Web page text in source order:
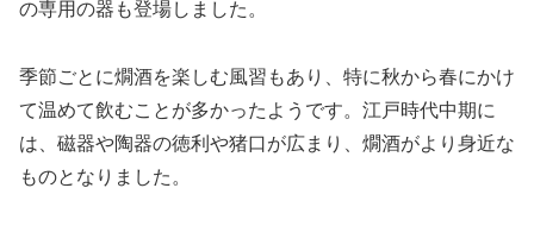
の専用の器も登場しました。
季節ごとに燗酒を楽しむ風習もあり、特に秋から春にかけ
て温めて飲むことが多かったようです。江戸時代中期に
は、磁器や陶器の徳利や猪口が広まり、燗酒がより身近な
ものとなりました。